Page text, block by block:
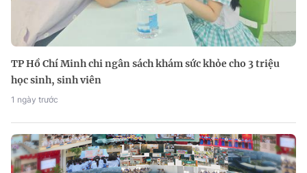
TP Hồ Chí Minh chi ngân sách khám sức khỏe cho 3 triệu
học sinh, sinh viên
1 ngày trước